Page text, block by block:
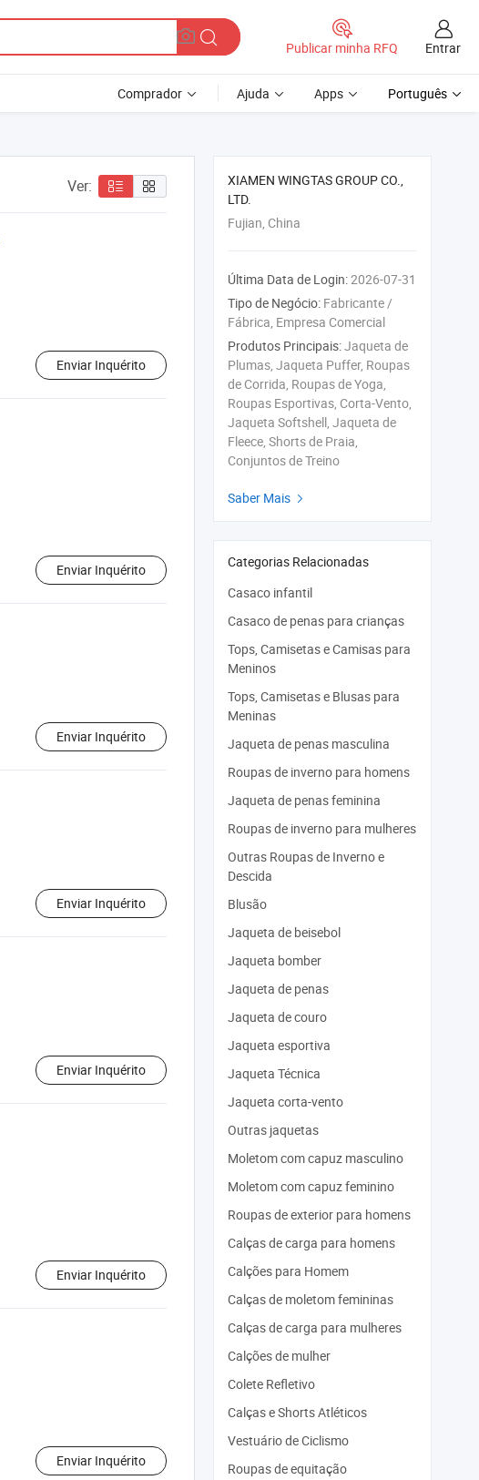
Publicar minha RFQ Entrar
Comprador Ajuda Apps Português
Ver:
Enviar Inquérito
Enviar Inquérito
Enviar Inquérito
Enviar Inquérito
Enviar Inquérito
Enviar Inquérito
Enviar Inquérito
XIAMEN WINGTAS GROUP CO.,
LTD.
Fujian, China
Última Data de Login:2026-07-31
Tipo de Negócio: Fabricante /
Fábrica, Empresa Comercial
Produtos Principais:Jaqueta de
Plumas, Jaqueta Puffer, Roupas
de Corrida, Roupas de Yoga,
Roupas Esportivas, Corta-Vento,
Jaqueta Softshell, Jaqueta de
Fleece, Shorts de Praia,
Conjuntos de Treino
Saber Mais 
Categorias Relacionadas
Casaco infantil
Casaco de penas para crianças
Tops, Camisetas e Camisas para
Meninos
Tops, Camisetas e Blusas para
Meninas
Jaqueta de penas masculina
Roupas de inverno para homens
Jaqueta de penas feminina
Roupas de inverno para mulheres
Outras Roupas de Inverno e
Descida
Blusão
Jaqueta de beisebol
Jaqueta bomber
Jaqueta de penas
Jaqueta de couro
Jaqueta esportiva
Jaqueta Técnica
Jaqueta corta-vento
Outras jaquetas
Moletom com capuz masculino
Moletom com capuz feminino
Roupas de exterior para homens
Calças de carga para homens
Calções para Homem
Calças de moletom femininas
Calças de carga para mulheres
Calções de mulher
Colete Refletivo
Calças e Shorts Atléticos
Vestuário de Ciclismo
Roupas de equitação